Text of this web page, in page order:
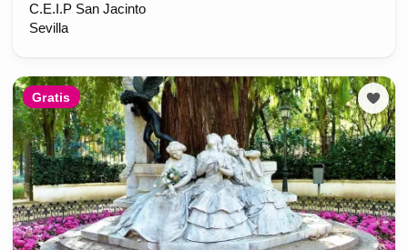
C.E.I.P San Jacinto
Sevilla
Gratis